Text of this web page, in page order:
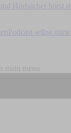
Hörbücher hörst
Podcast selbst starten
main menu